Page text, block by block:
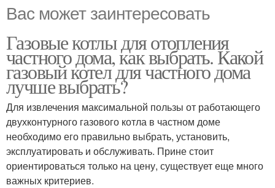
Вас может заинтересовать
Газовые котлы для отопления
частного дома, как выбрать. Какой
газовый котел для частного дома
лучше выбрать?
Для извлечения максимальной пользы от работающего
двухконтурного газового котла в частном доме
необходимо его правильно выбрать, установить,
эксплуатировать и обслуживать. Прине стоит
ориентироваться только на цену, существует еще много
важных критериев.